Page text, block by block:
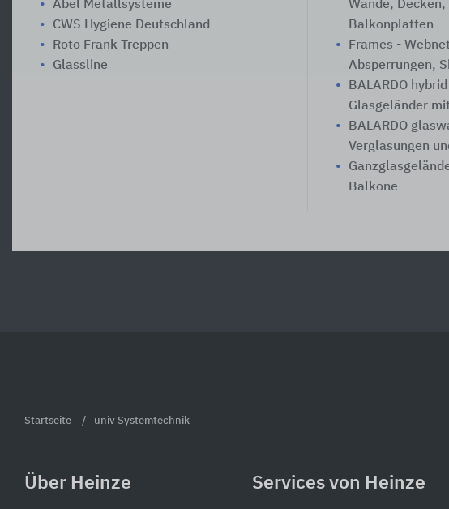
Abel Metallsysteme
CWS Hygiene Deutschland
Roto Frank Treppen
Glassline
Wände, Decken,
Balkonplatten
Frames -
Absperrungen,
BALARDO
Glasgeländer
BALARDO
Verglasungen
Balkone
Startseite univ Systemtechnik
Über Heinze Services von Heinze